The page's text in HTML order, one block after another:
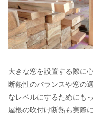
大きな窓を設置する際に
断熱性のバランスや窓の
なレベルにするためにも
屋根の吹付け断熱も実際